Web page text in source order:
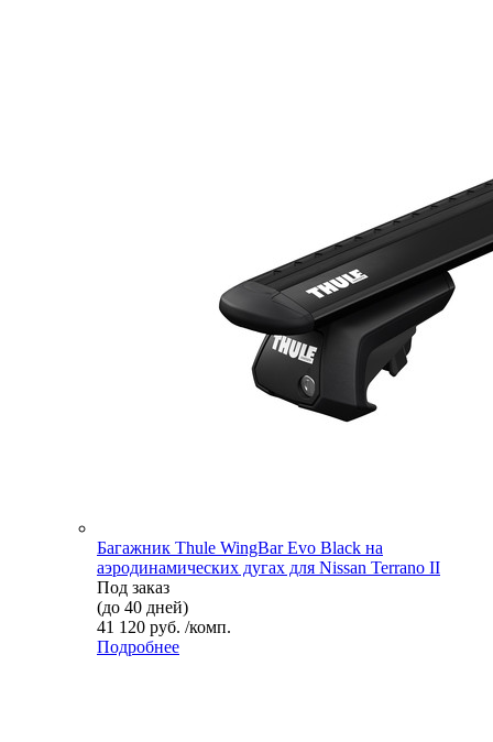
Багажник Thule WingBar Evo Black на
аэродинамических дугах для Nissan Terrano II
Под заказ
(до 40 дней)
41 120 руб. /комп.
Подробнее